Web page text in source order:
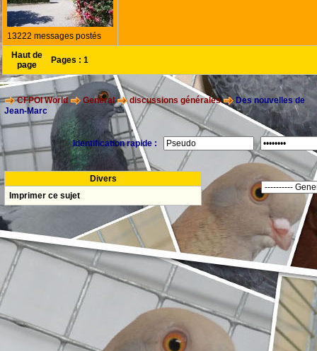
13222 messages postés
Haut de
page
Pages : 1
CFPOI World General discussions générales
Des nouvelles de
Jean-Marc
Identification rapide :
Divers
Imprimer ce sujet